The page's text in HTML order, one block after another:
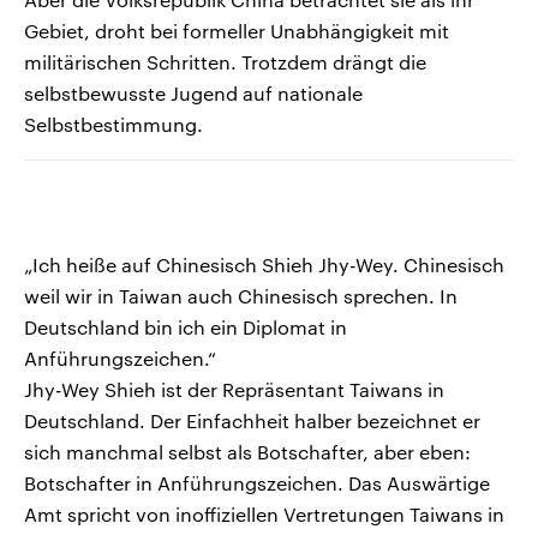
Gebiet, droht bei formeller Unabhängigkeit mit
militärischen Schritten. Trotzdem drängt die
selbstbewusste Jugend auf nationale
Selbstbestimmung.
„Ich heiße auf Chinesisch Shieh Jhy-Wey. Chinesisch
weil wir in Taiwan auch Chinesisch sprechen. In
Deutschland bin ich ein Diplomat in
Anführungszeichen.“
Jhy-Wey Shieh ist der Repräsentant Taiwans in
Deutschland. Der Einfachheit halber bezeichnet er
sich manchmal selbst als Botschafter, aber eben:
Botschafter in Anführungszeichen. Das Auswärtige
Amt spricht von inoffiziellen Vertretungen Taiwans in